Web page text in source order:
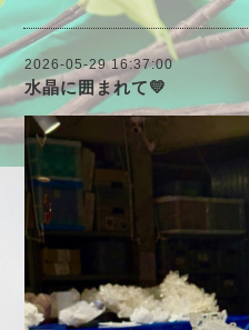
2026-05-29 16:37:00
水晶に囲まれて💛